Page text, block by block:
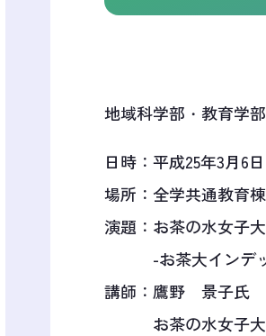
地域科学部・教育学
日時：平成25年3月6
場所：全学共通教育
演題：お茶の水女子
-お茶大インデッ
講師：鷹野 景子氏
お茶の水女子大